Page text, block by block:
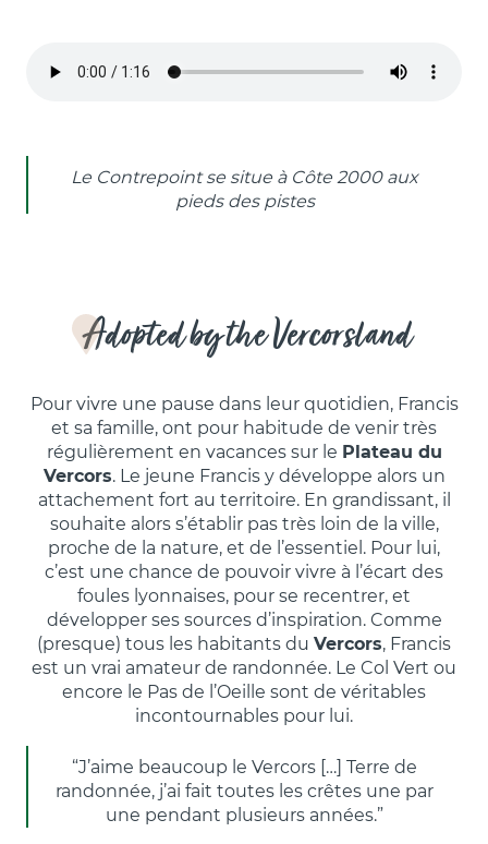
Le Contrepoint se situe à Côte 2000 aux
pieds des pistes
Adopted by the Vercorsland
Pour vivre une pause dans leur quotidien, Francis
et sa famille, ont pour habitude de venir très
régulièrement en vacances sur le Plateau du
Vercors. Le jeune Francis y développe alors un
attachement fort au territoire. En grandissant, il
souhaite alors s’établir pas très loin de la ville,
proche de la nature, et de l’essentiel. Pour lui,
c’est une chance de pouvoir vivre à l’écart des
foules lyonnaises, pour se recentrer, et
développer ses sources d’inspiration. Comme
(presque) tous les habitants du Vercors, Francis
est un vrai amateur de randonnée. Le Col Vert ou
encore le Pas de l’Oeille sont de véritables
incontournables pour lui.
“J’aime beaucoup le Vercors […] Terre de
randonnée, j’ai fait toutes les crêtes une par
une pendant plusieurs années.”